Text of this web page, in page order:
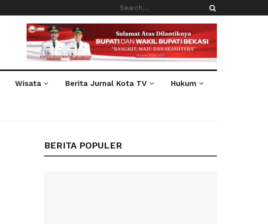
Wisata Berita Jurnal Kota TV Hukum
BERITA POPULER